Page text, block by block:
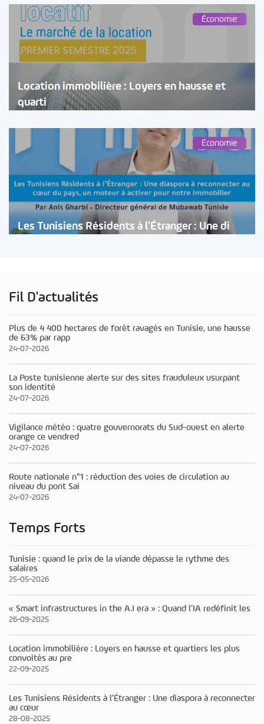
Économie
Location immobilière : Loyers en hausse et
quarti
Économie
Les Tunisiens Résidents à l’Étranger : Une di
Fil D'actualités
Plus de 4 400 hectares de forêt ravagés en Tunisie, une hausse
de 63% par rapp
24-07-2026
La Poste tunisienne alerte sur des sites frauduleux usurpant
son identité
24-07-2026
Vigilance météo : quatre gouvernorats du Sud-ouest en alerte
orange ce vendred
24-07-2026
Route nationale n°1 : réduction des voies de circulation au
niveau du pont Sai
24-07-2026
Temps Forts
Tunisie : quand le prix de la viande dépasse le rythme des
salaires
25-05-2026
« Smart infrastructures in the A.I era » : Quand l’IA redéfinit les
26-09-2025
Location immobilière : Loyers en hausse et quartiers les plus
convoités au pre
22-09-2025
Les Tunisiens Résidents à l’Étranger : Une diaspora à reconnecter
au cœur
28-08-2025